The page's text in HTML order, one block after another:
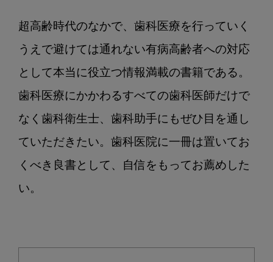
超高齢時代のなかで、歯科医療を行っていく
うえで避けては通れない有病高齢者への対応
として本当に役立つ情報満載の書籍である。
歯科医療にかかわるすべての歯科医師だけで
なく歯科衛生士、歯科助手にもぜひ目を通し
ていただきたい。歯科医院に一冊は置いてお
くべき良書として、自信をもってお薦めした
い。